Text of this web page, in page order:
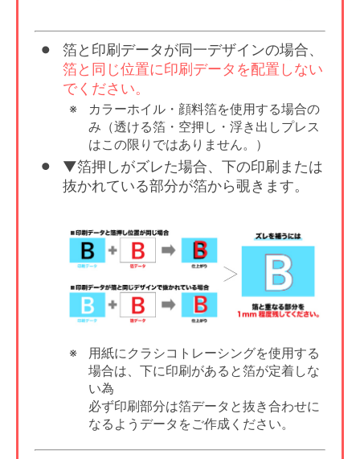
箔と印刷データが同一デザインの場合、
箔と同じ位置に印刷データを配置しない
でください。
カラーホイル・顔料箔を使用する場合の
み（透ける箔・空押し・浮き出しプレス
はこの限りではありません。）
▼箔押しがズレた場合、下の印刷または
抜かれている部分が箔から覗きます。
用紙にクラシコトレーシングを使用する
場合は、下に印刷があると箔が定着しな
い為
必ず印刷部分は箔データと抜き合わせに
なるようデータをご作成ください。